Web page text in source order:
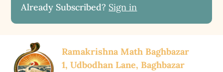
Already Subscribed? Sign in
Ramakrishna Math Baghbazar
1, Udbodhan Lane, Baghbazar